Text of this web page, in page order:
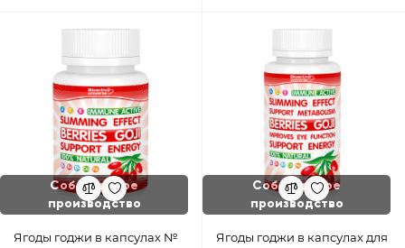
Собственное
производство
Ягоды годжи в капсулах №
Собственное
производство
Ягоды годжи в капсулах для